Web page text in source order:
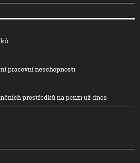
pracovní neschopnosti
prostředků na penzi už dnes